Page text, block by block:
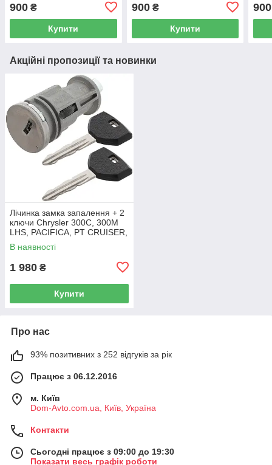
900 ₴
Купити
900₴
Купити
900
Акційні пропозиції та новинки
Лічинка замка запалення + 2
ключи Chrysler 300C, 300M
LHS, PACIFICA, PT CRUISER,
SEBRING 5003843AB
В наявності
1 980 ₴
Купити
Про нас
93% позитивних з 252 відгуків за рік
Працює з 06.12.2016
м. Київ
Dom-Avto.com.ua, Київ, Україна
Контакти
Сьогодні працює з 09:00 до 19:30
Показати весь графік роботи